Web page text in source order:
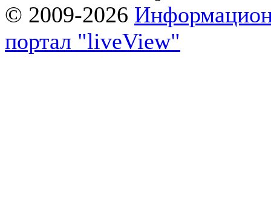
© 2009-2026
портал "liveView"